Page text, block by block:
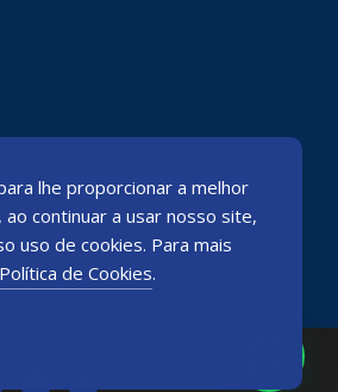
lhe proporcionar a melhor
continuar a usar nosso site,
uso de cookies. Para mais
Política de Cookies.